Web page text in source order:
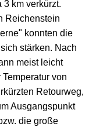
km verkürzt.
Reichenstein
konnten die
stärken. Nach
meist leicht
von
Retourweg,
Ausgangspunkt
die große